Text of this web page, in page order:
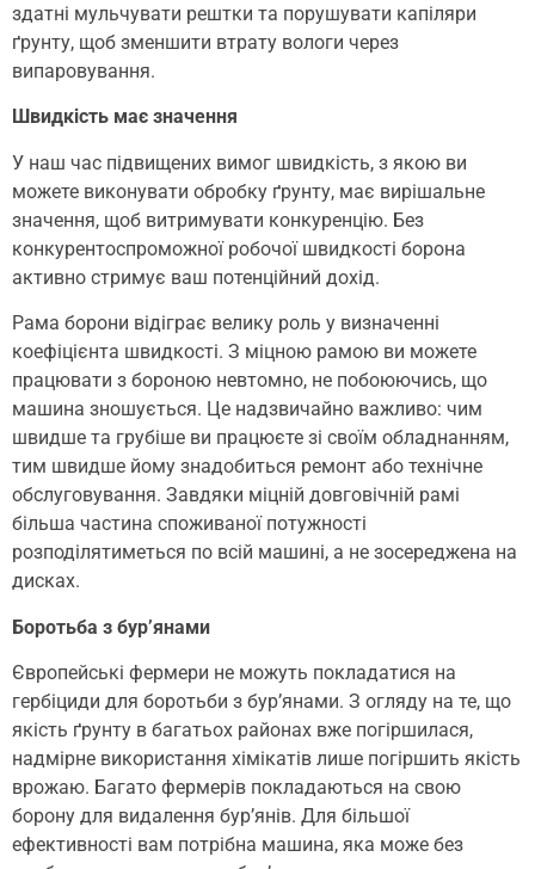
здатні мульчувати рештки та порушувати капіляри
ґрунту, щоб зменшити втрату вологи через
випаровування.
Швидкість має значення
У наш час підвищених вимог швидкість, з якою ви
можете виконувати обробку ґрунту, має вирішальне
значення, щоб витримувати конкуренцію. Без
конкурентоспроможної робочої швидкості борона
активно стримує ваш потенційний дохід.
Рама борони відіграє велику роль у визначенні
коефіцієнта швидкості. З міцною рамою ви можете
працювати з бороною невтомно, не побоюючись, що
машина зношується. Це надзвичайно важливо: чим
швидше та грубіше ви працюєте зі своїм обладнанням,
тим швидше йому знадобиться ремонт або технічне
обслуговування. Завдяки міцній довговічній рамі
більша частина споживаної потужності
розподілятиметься по всій машині, а не зосереджена на
дисках.
Боротьба з бур’янами
Європейські фермери не можуть покладатися на
гербіциди для боротьби з бур’янами. З огляду на те, що
якість ґрунту в багатьох районах вже погіршилася,
надмірне використання хімікатів лише погіршить якість
врожаю. Багато фермерів покладаються на свою
борону для видалення бур’янів. Для більшої
ефективності вам потрібна машина, яка може без